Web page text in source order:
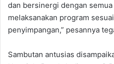
dan bersinergi dengan
melaksanakan program
penyimpangan,” pesannya
Sambutan antusias